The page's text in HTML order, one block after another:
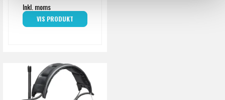
Inkl. moms
VIS PRODUKT